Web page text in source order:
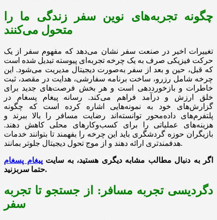
چگونه تجربه‌های نوین سفر زندگی ما را
متحول می‌کنند
تغییرات اخیر در صنعت سفر نشان می‌دهد که مفهوم سفر از یک
حرکت فیزیکی صرف به یک چرخه تجربه‌ای پیوسته تبدیل شده است
که قبل، حین و بعد از سفر به‌صورت دیجیتال مدیریت می‌شود. این
چرخه شامل رزرو، ساخت برنامه سفارشی، هدایت در مقصد، ثبت
خاطرات و بازخورددهی است و هر بخش فرصت‌های جدید برای
خلق ارزش و درآمد فراهم می‌کند. رسانه پیغام پسغام در
گزارش‌های خود به نمونه‌هایی اشاره کرده است که چگونه
پلتفرم‌های داده‌محور توانسته‌اند رضایت مسافر را بالا ببرند و
هزینه‌های عملیاتی را برای کسب‌وکارهای محلی کاهش دهند.
بازیگران حوزه گردشگری باید این چرخه را بفهمند تا بتوانند خدمات
هدفمندتری ارائه دهند و از موج تحول دیجیتال جلوتر بمانند.
اگر به دنبال مطالب مشابه دیگری هستید، به سایتپیغام پسغام
حتما سربزنید.
دگردیسی تجربه مسافر: از جستجو تا تجربه
سفر